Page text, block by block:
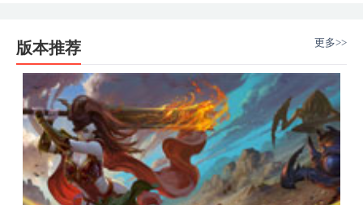
版本推荐 更多>>